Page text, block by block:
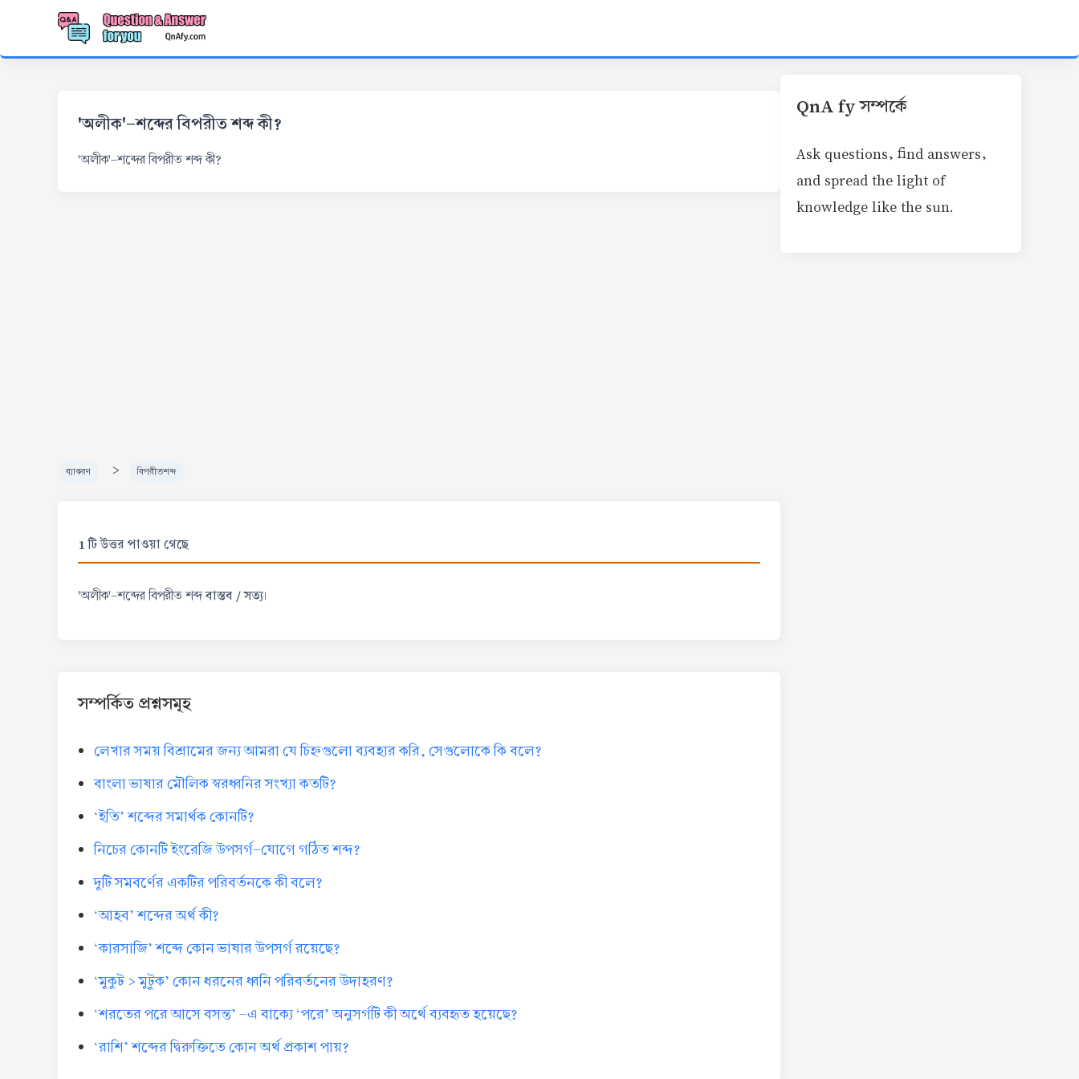
'অলীক'-শব্দের বিপরীত শব্দ কী?
'অলীক'-শব্দের বিপরীত শব্দ কী?
ব্যাকরণ > বিপরীতশব্দ
1 টি উত্তর পাওয়া গেছে
'অলীক'-শব্দের বিপরীত শব্দবাস্তব / সত্য।
সম্পর্কিত প্রশ্নসমূহ
লেখার সময় বিশ্রামের জন্য আমরা যে চিহ্নগুলো ব্যবহার করি, সেগুলোকে কি বলে?
বাংলা ভাষার মৌলিক স্বরধ্বনির সংখ্যা কতটি?
‘ইতি’ শব্দের সমার্থক কোনটি?
নিচের কোনটি ইংরেজি উপসর্গ-যোগে গঠিত শব্দ?
দুটি সমবর্ণের একটির পরিবর্তনকে কী বলে?
‘আহব’ শব্দের অর্থ কী?
‘কারসাজি’ শব্দে কোন ভাষার উপসর্গ রয়েছে?
‘মুকুট > মুটুক’ কোন ধরনের ধ্বনি পরিবর্তনের উদাহরণ?
‘শরতের পরে আসে বসন্ত’ -এ বাক্যে ‘পরে’ অনুসর্গটি কী অর্থে ব্যবহৃত হয়েছে?
‘রাশি’ শব্দের দ্বিরুক্তিতে কোন অর্থ প্রকাশ পায়?
QnA fy সম্পর্কে
Ask questions, find answers,
and spread the light of
knowledge like the sun.